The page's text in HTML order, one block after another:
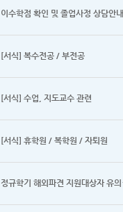
이수학점 확인 및 졸업사정 상담안내
[서식] 복수전공 / 부전공
[서식] 수업, 지도교수 관련
[서식] 휴학원 / 복학원 / 자퇴원
정규학기 해외파견 지원대상자 유의사항